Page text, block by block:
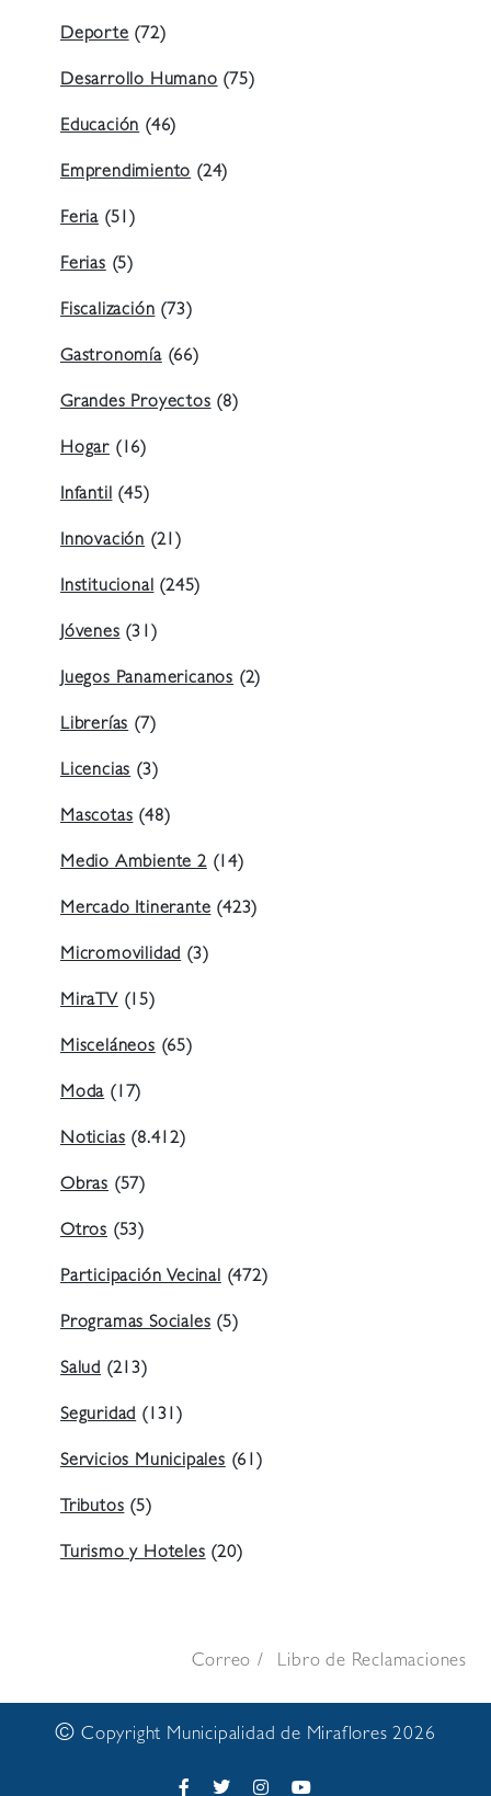
Deporte (72)
Desarrollo Humano (75)
Educación (46)
Emprendimiento (24)
Feria (51)
Ferias (5)
Fiscalización (73)
Gastronomía(66)
Grandes Proyectos (8)
Hogar (16)
Infantil (45)
Innovación (21)
Institucional (245)
Jóvenes (31)
Juegos Panamericanos (2)
Librerías (7)
Licencias (3)
Mascotas (48)
Medio Ambiente 2(14)
Mercado Itinerante (423)
Micromovilidad (3)
MiraTV (15)
Misceláneos (65)
Moda (17)
Noticias (8.412)
Obras (57)
Otros (53)
Participación Vecinal (472)
Programas Sociales (5)
Salud (213)
Seguridad (131)
Servicios Municipales (61)
Tributos (5)
Turismo y Hoteles (20)
Correo Libro de Reclamaciones
© Copyright Municipalidad de Miraflores 2026